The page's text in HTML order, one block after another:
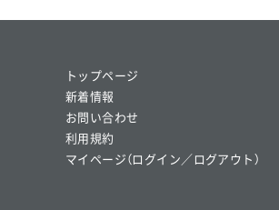
トップページ
新着情報
お問い合わせ
利用規約
マイページ（ログイン／ログアウト）